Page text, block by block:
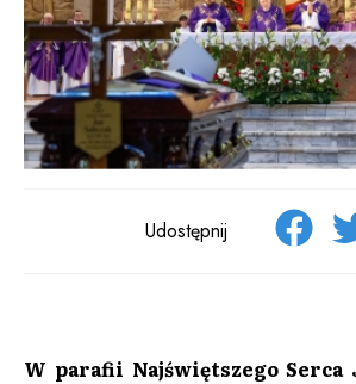
Udostępnij
W parafii Najświętszego Serca